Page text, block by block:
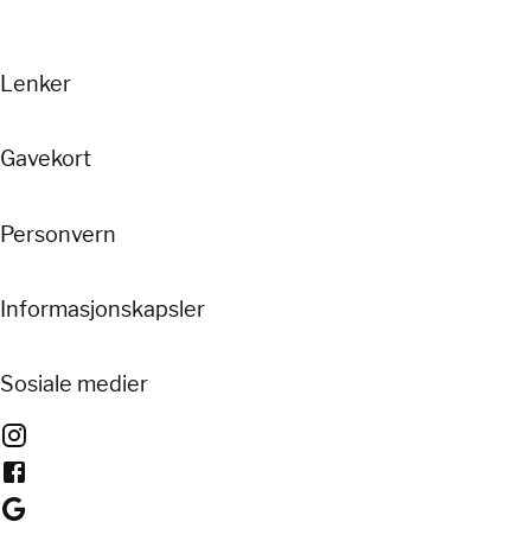
Lenker
Gavekort
Personvern
Informasjonskapsler
Sosiale medier